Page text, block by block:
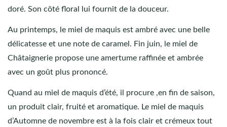
doré. Son côté floral lui fournit de la douceur.
Au printemps, le miel de maquis est ambré avec une belle
délicatesse et une note de caramel. Fin juin, le miel de
Châtaignerie propose une amertume raffinée et ambrée
avec un goût plus prononcé.
Quand au miel de maquis d’été, il procure ,en fin de saison,
un produit clair, fruité et aromatique. Le miel de maquis
d’Automne de novembre est à la fois clair et crémeux tout